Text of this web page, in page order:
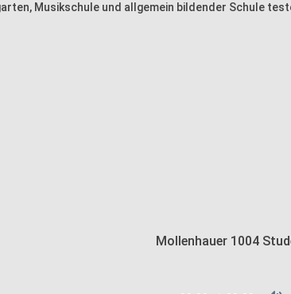
Musikschule und allgemein bildender Schule
Mollenhauer 1004